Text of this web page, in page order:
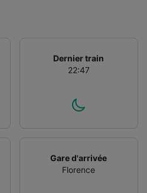
Dernier train
22:47
Gare d'arrivée
Florence
nos partenaires
les
pour
Publicités et
mesure de
(fournisseurs)